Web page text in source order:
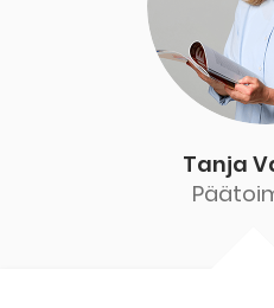
Tanja